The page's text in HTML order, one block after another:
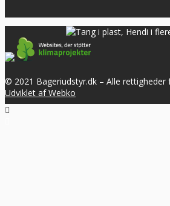
© 2021 Bageriudstyr.dk – Alle rettigheder
Udviklet af Webko